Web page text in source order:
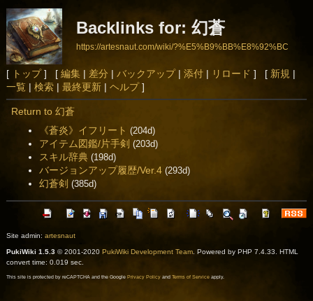
Backlinks for: 幻蒼
https://artesnaut.com/wiki/?%E5%B9%BB%E8%92%BC
[ トップ] [ 編集| 差分 | バックアップ| 添付| リロード ] [ 新規 |
一覧| 検索| 最終更新| ヘルプ]
Return to 幻蒼
《蒼炎》イフリート (204d)
アイテム図鑑/片手剣 (203d)
スキル辞典 (198d)
バージョンアップ履歴/Ver.4 (293d)
幻蒼剣 (385d)
Site admin: artesnaut
PukiWiki 1.5.3© 2001-2020 PukiWiki Development Team. Powered by PHP 7.4.33. HTML
convert time: 0.019 sec.
This site is protected by reCAPTCHA and the Google Privacy Policyand Terms of Serviceapply.